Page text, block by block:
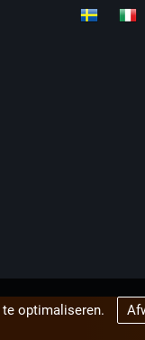
optimaliseren.